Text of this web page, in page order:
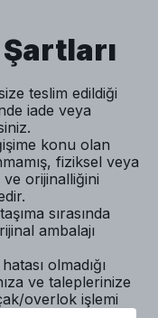
teslim edildiği
iade veya
konu olan
fiziksel veya
orijinalliğini
sırasında
ambalajı
olmadığı
ve taleplerinize
overlok işlemi